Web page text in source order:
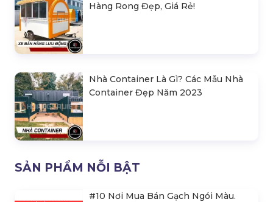
Hàng Rong Đẹp, Giá Rẻ!
Nhà Container Là Gì? Các Mẫu Nhà
Container Đẹp Năm 2023
SẢN PHẨM NỖI BẬT
#10 Nơi Mua Bán Gạch Ngói Màu.